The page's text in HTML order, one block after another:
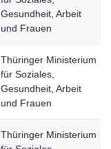
Gesundheit, Arbeit
und Frauen
Thüringer Ministerium
für Soziales,
Gesundheit, Arbeit
und Frauen
Thüringer Ministerium